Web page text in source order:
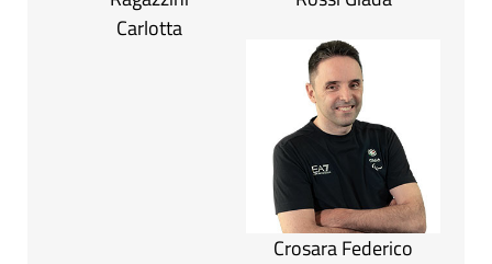
Carlotta
Crosara Federico